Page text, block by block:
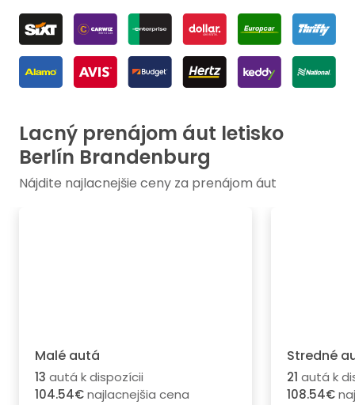
Lacný prenájom áut letisko
Berlín Brandenburg
Nájdite najlacnejšie ceny za prenájom áut
Malé autá
13 autá k dispozícii
104.54€najlacnejšia cena
Stredné
21 autá k
108.54€